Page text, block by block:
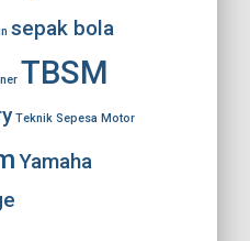
sepak bola
TBSM
Teknik Sepesa Motor
Yamaha